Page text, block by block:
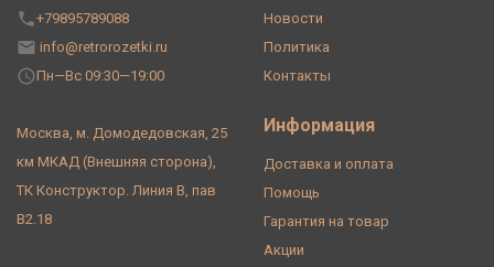
+79895789088
info@retrorozetki.ru
Пн—Вс 09:30—19:00
Москва, м. Домодедовская, 25
км МКАД (Внешняя сторона),
ТК Конструктор. Линия В, пав
В2.18
Новости
Политика
Контакты
Информация
Доставка и оплата
Помощь
Гарантия на товар
Акции